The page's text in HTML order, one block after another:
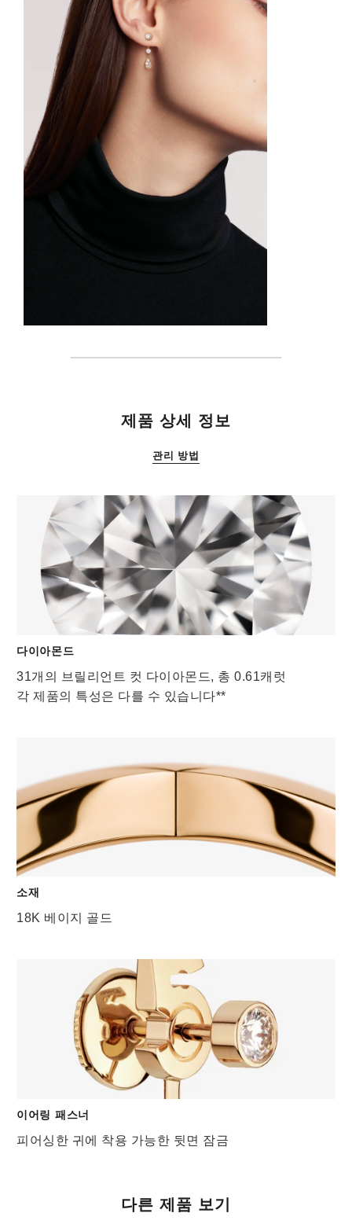
제품 상세 정보
관리 방법
다이아몬드
31개의 브릴리언트 컷 다이아몬드, 총 0.61캐럿
각 제품의 특성은 다를 수 있습니다**
소재
18K 베이지 골드
이어링 패스너
피어싱한 귀에 착용 가능한 뒷면 잠금
다른 제품 보기